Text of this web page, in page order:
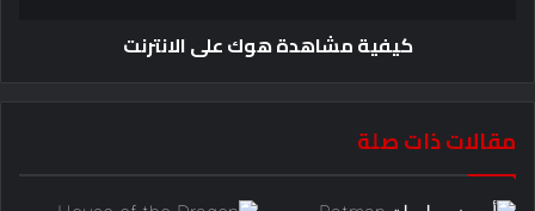
كيفية مشاهدة هوك على الانترنت
مقالات ذات صلة